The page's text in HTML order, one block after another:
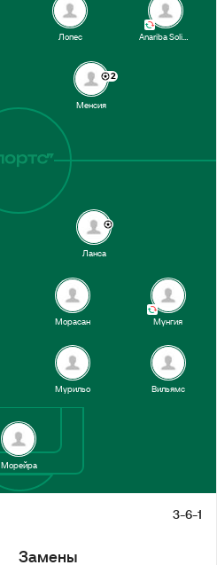
Anariba Soliman
Лопес
2
Менсия
Морейра
Ланса
Вильямс
Мурильо
Мунгия
Морасан
3-6-1
Замены